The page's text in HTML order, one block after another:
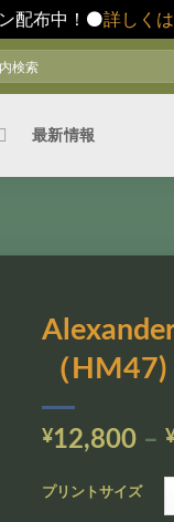
配布中！⚫️詳しく
最新情報
（HM47)
¥12,800 –
プリントサイズ